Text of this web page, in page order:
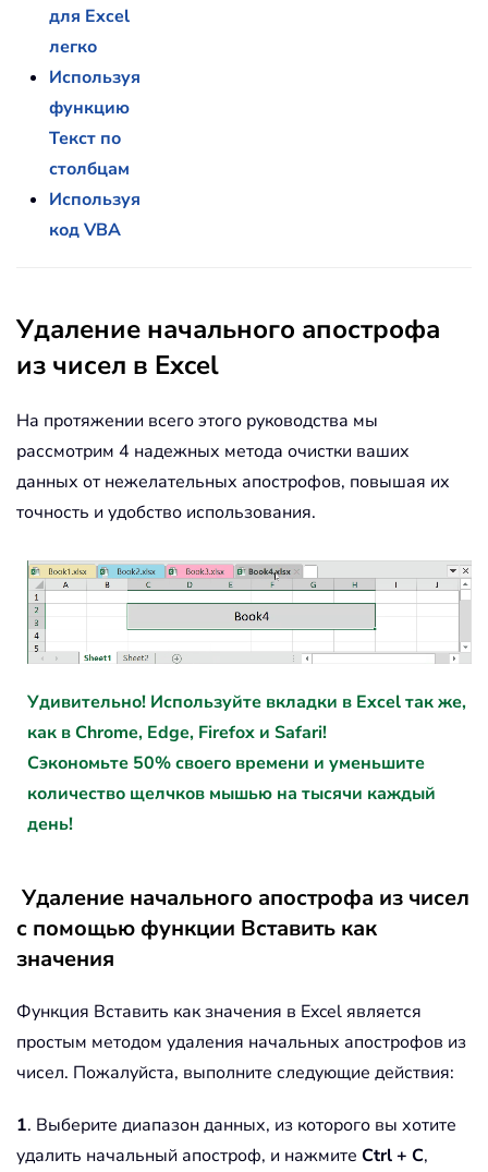
для Excel
легко
Используя
функцию
Текст по
столбцам
Используя
код VBA
Удаление начального апострофа
из чисел в Excel
На протяжении всего этого руководства мы
рассмотрим 4 надежных метода очистки ваших
данных от нежелательных апострофов, повышая их
точность и удобство использования.
Удивительно! Используйте вкладки в Excel так же,
как в Chrome, Edge, Firefox и Safari!
Сэкономьте 50% своего времени и уменьшите
количество щелчков мышью на тысячи каждый
день!
Удаление начального апострофа из чисел
с помощью функции Вставить как
значения
Функция Вставить как значения в Excel является
простым методом удаления начальных апострофов из
чисел. Пожалуйста, выполните следующие действия:
1. Выберите диапазон данных, из которого вы хотите
удалить начальный апостроф, и нажмите Ctrl + C,